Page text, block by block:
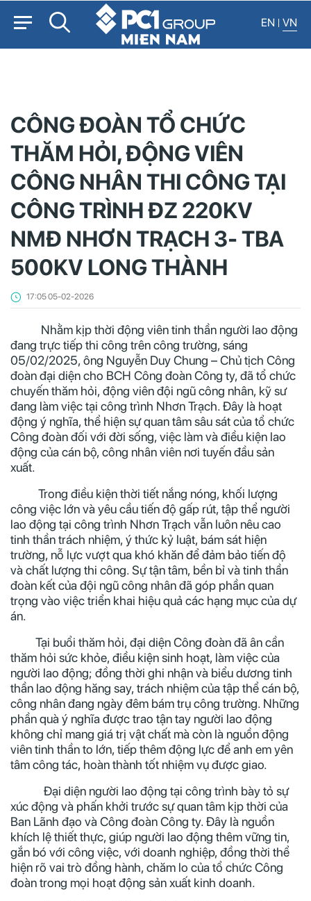
EN VN
CÔNG ĐOÀN TỔ CHỨC
THĂM HỎI, ĐỘNG VIÊN
CÔNG NHÂN THI CÔNG TẠI
CÔNG TRÌNH ĐZ 220KV
NMĐ NHƠN TRẠCH 3- TBA
500KV LONG THÀNH
17:05 05-02-2026
Nhằm kịp thời động viên tinh thần người lao động
đang trực tiếp thi công trên công trường, sáng
05/02/2025, ông Nguyễn Duy Chung – Chủ tịch Công
đoàn đại diện cho BCH Công đoàn Công ty, đã tổ chức
chuyến thăm hỏi, động viên đội ngũ công nhân, kỹ sư
đang làm việc tại công trình Nhơn Trạch. Đây là hoạt
động ý nghĩa, thể hiện sự quan tâm sâu sát của tổ chức
Công đoàn đối với đời sống, việc làm và điều kiện lao
động của cán bộ, công nhân viên nơi tuyến đầu sản
xuất.
Trong điều kiện thời tiết nắng nóng, khối lượng
công việc lớn và yêu cầu tiến độ gấp rút, tập thể người
lao động tại công trình Nhơn Trạch vẫn luôn nêu cao
tinh thần trách nhiệm, ý thức kỷ luật, bám sát hiện
trường, nỗ lực vượt qua khó khăn để đảm bảo tiến độ
và chất lượng thi công. Sự tận tâm, bền bỉ và tinh thần
đoàn kết của đội ngũ công nhân đã góp phần quan
trọng vào việc triển khai hiệu quả các hạng mục của dự
án.
Tại buổi thăm hỏi, đại diện Công đoàn đã ân cần
thăm hỏi sức khỏe, điều kiện sinh hoạt, làm việc của
người lao động; đồng thời ghi nhận và biểu dương tinh
thần lao động hăng say, trách nhiệm của tập thể cán bộ,
công nhân đang ngày đêm bám trụ công trường. Những
phần quà ý nghĩa được trao tận tay người lao động
không chỉ mang giá trị vật chất mà còn là nguồn động
viên tinh thần to lớn, tiếp thêm động lực để anh em yên
tâm công tác, hoàn thành tốt nhiệm vụ được giao.
Đại diện người lao động tại công trình bày tỏ sự
xúc động và phấn khởi trước sự quan tâm kịp thời của
Ban Lãnh đạo và Công đoàn Công ty. Đây là nguồn
khích lệ thiết thực, giúp người lao động thêm vững tin,
gắn bó với công việc, với doanh nghiệp, đồng thời thể
hiện rõ vai trò đồng hành, chăm lo của tổ chức Công
đoàn trong mọi hoạt động sản xuất kinh doanh.